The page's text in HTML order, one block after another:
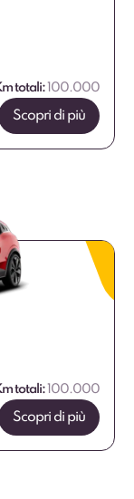
totali: 100.000
Scopri di più
totali: 100.000
Scopri di più